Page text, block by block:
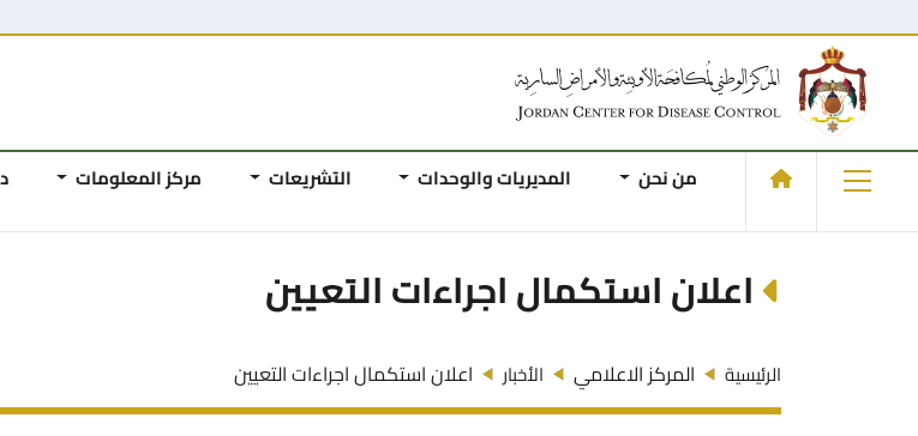
من نحن المديريات والوحدات التشريعات مركز المعلومات
اعلان استكمال اجراءات التعيين
الرئيسية المركز الاعلامي الأخبار اعلان استكمال اجراءات التعيين